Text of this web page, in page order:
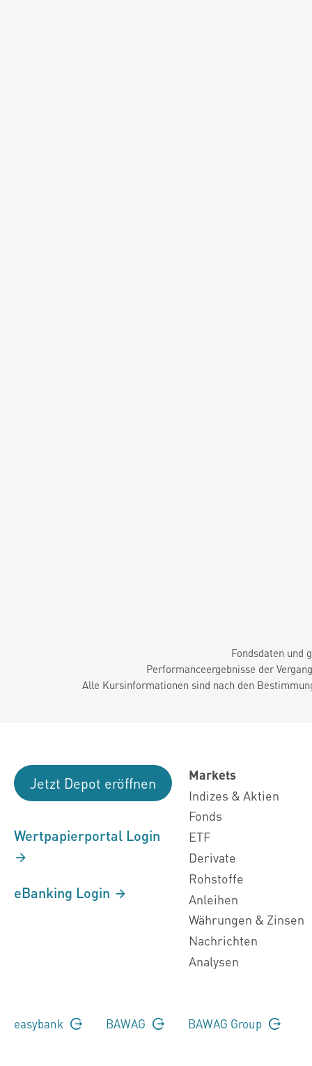
Fondsdaten und
Performanceergebnisse der
Alle Kursinformationen sind nach den
Jetzt Depot eröffnen
Wertpapierportal Login
eBanking Login
Markets
Indizes & Aktien
Fonds
ETF
Derivate
Rohstoffe
Anleihen
Währungen & Zinsen
Nachrichten
Analysen
easybank BAWAG BAWAG Group